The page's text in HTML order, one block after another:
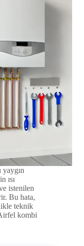
yaygın
ısı
istenilen
Bu hata,
teknik
kombi